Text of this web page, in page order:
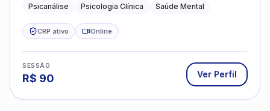
Psicanálise Psicologia Clínica Saúde Mental
CRP ativo Online
SESSÃO
R$ 90 Ver Perfil